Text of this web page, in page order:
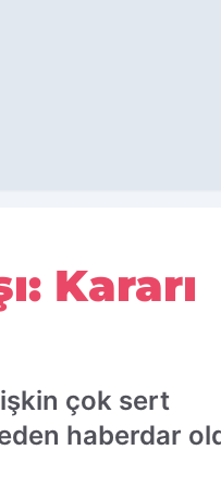
Kararı
çok sert
haberdar